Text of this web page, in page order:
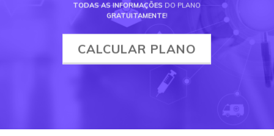
TODAS AS INFORMAÇÕES DO PLANO
GRATUITAMENTE!
CALCULAR PLANO